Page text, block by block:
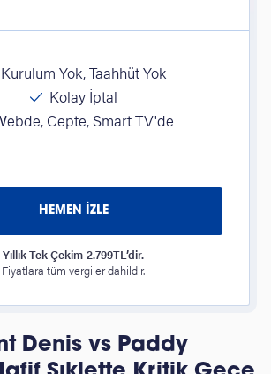
Kurulum Yok, Taahhüt Yok
Kolay İptal
Cepte, Smart TV'de
HEMEN İZLE
Yıllık Tek Çekim 2.799TL’dir.
Fiyatlara tüm vergiler dahildir.
Denis vs Paddy